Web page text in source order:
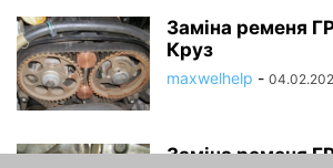
Заміна ременя
Круз
maxwelhelp -
Заміна ременя